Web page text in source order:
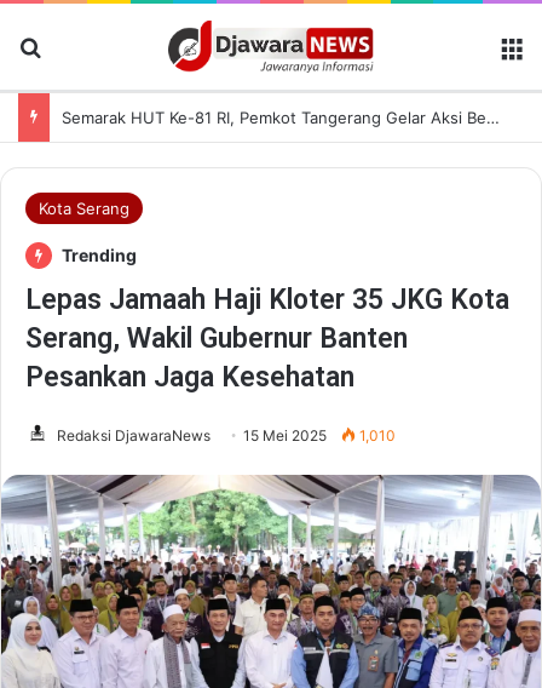
Semarak HUT Ke-81 RI, Pemkot Tangerang Gelar Aksi Bersih Kota dan Bagikan Bendera Merah Putih
Kota Serang
Trending
Lepas Jamaah Haji Kloter 35 JKG Kota
Serang, Wakil Gubernur Banten
Pesankan Jaga Kesehatan
Redaksi DjawaraNews 15 Mei 2025 1,010